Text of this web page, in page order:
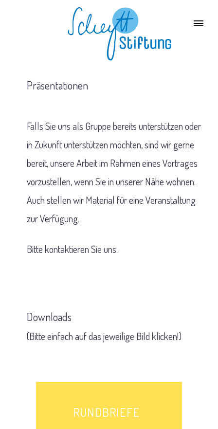
Präsentationen
Falls Sie uns als Gruppe bereits unterstützen oder
in Zukunft unterstützen möchten, sind wir gerne
bereit, unsere Arbeit im Rahmen eines Vortrages
vorzustellen, wenn Sie in unserer Nähe wohnen.
Auch stellen wir Material für eine Veranstaltung
zur Verfügung.
Bitte kontaktieren Sie uns.
Downloads
(Bitte einfach auf das jeweilige Bild klicken!)
RUNDBRIEFE